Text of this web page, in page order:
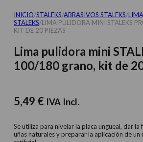
INICIO/STALEKS/ABRASIVOS STALEKS/
STALEKS/LIMA PULIDORA MINI STALEKS
KIT DE 20 PIEZAS
Lima pulidora mini
100/180 grano, kit de
5,49 € IVA Incl.
Se utiliza para nivelar la placa ungueal, dar la
uñas naturales y preparar la aplicación de un